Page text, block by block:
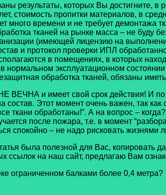
результаты, которых Вы достигните, в
стоимость пропитки материалов, в
времени и не требует демонтажа
тканей на рынке масса – не буду
(имеющей лицензию на
и протокол проверки ИПЛ
в помещениях, в которых
нормальном эксплуатационном
обработка тканей, обязаны
ВЕЧНА и имеет свой срок действия! И по
Этот момент очень важен, так
ткани обработаны!”. А на вопрос –
после пожара, т.е. в момент
спокойно – не надо рисковать
была полезной для Вас, копировать
на наш сайт, предлагаю Вам
ограниченном балками более 0,4 метра?